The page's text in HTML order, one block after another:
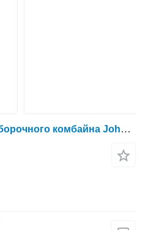
Гидромотор для зерноуборочного комбайна John Deere 9780